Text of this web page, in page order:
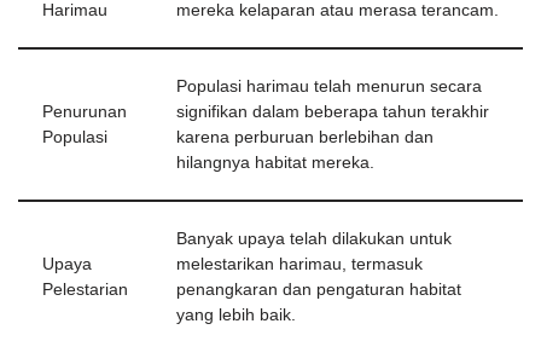
Harimau
mereka kelaparan atau merasa terancam.
Penurunan
Populasi
Populasi harimau telah menurun secara
signifikan dalam beberapa tahun terakhir
karena perburuan berlebihan dan
hilangnya habitat mereka.
Upaya
Pelestarian
Banyak upaya telah dilakukan untuk
melestarikan harimau, termasuk
penangkaran dan pengaturan habitat
yang lebih baik.